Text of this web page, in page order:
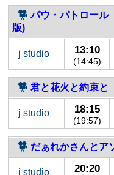
パウ・パトロール
版)
j studio 13:10
(14:45)
君と花火と約束と
j studio 18:15
(19:57)
だぁれかさんとア
j studio 20:20